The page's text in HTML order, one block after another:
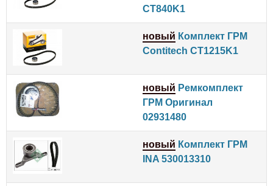
CT840K1
новый Комплект ГРМ
Contitech CT1215K1
новый Ремкомплект
ГРМ Оригинал
02931480
новый Комплект ГРМ
INA 530013310